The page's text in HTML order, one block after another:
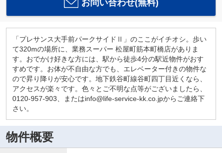
お問い合わせ(無料)
「プレサンス大手前パークサイドⅡ」のここがイチオシ。歩い
て320mの場所に、業務スーパー 松屋町筋本町橋店がありま
す。おでかけ好きな方には、駅から徒歩4分の駅近物件がおす
すめです。お体が不自由な方でも、エレベーター付きの物件な
ので昇り降りが安心です。地下鉄谷町線谷町四丁目近くなら、
アクセスが楽々です。色々とご不明な点等がございましたら、
0120-957-903、またはinfo@life-service-kk.co.jpからご連絡下
さい。
物件概要